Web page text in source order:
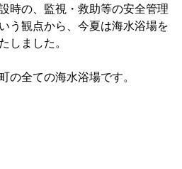
時の、監視・救助等の安全管理
う観点から、今夏は海水浴場を
しました。
の全ての海水浴場です。